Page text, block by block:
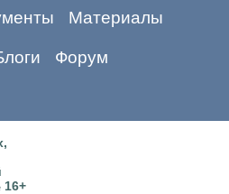
Материалы
Форум
16+